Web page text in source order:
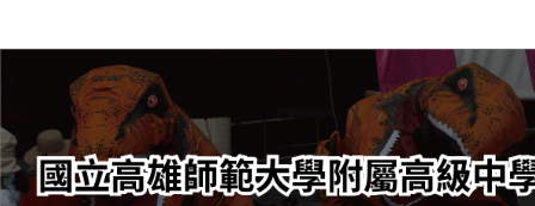
轉
要
內
容